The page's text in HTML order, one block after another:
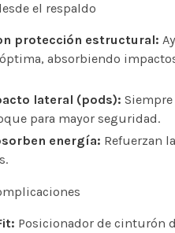
el respaldo
protección estructural:
absorbiendo
lateral (pods):
para mayor seguridad.
energía: Refuerzan
Posicionador de cinturón